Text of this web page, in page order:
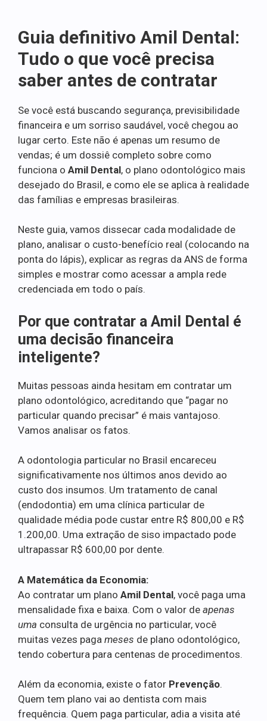
Guia definitivo Amil Dental:
Tudo o que você precisa
saber antes de contratar
Se você está buscando segurança, previsibilidade
financeira e um sorriso saudável, você chegou ao
lugar certo. Este não é apenas um resumo de
vendas; é um dossiê completo sobre como
funciona o Amil Dental, o plano odontológico mais
desejado do Brasil, e como ele se aplica à realidade
das famílias e empresas brasileiras.
Neste guia, vamos dissecar cada modalidade de
plano, analisar o custo-benefício real (colocando na
ponta do lápis), explicar as regras da ANS de forma
simples e mostrar como acessar a ampla rede
credenciada em todo o país.
Por que contratar a Amil Dental é
uma decisão financeira
inteligente?
Muitas pessoas ainda hesitam em contratar um
plano odontológico, acreditando que “pagar no
particular quando precisar” é mais vantajoso.
Vamos analisar os fatos.
A odontologia particular no Brasil encareceu
significativamente nos últimos anos devido ao
custo dos insumos. Um tratamento de canal
(endodontia) em uma clínica particular de
qualidade média pode custar entre R$ 800,00 e R$
1.200,00. Uma extração de siso impactado pode
ultrapassar R$ 600,00 por dente.
A Matemática da Economia:
Ao contratar um plano Amil Dental, você paga uma
mensalidade fixa e baixa. Com o valor de apenas
uma consulta de urgência no particular, você
muitas vezes paga meses de plano odontológico,
tendo cobertura para centenas de procedimentos.
Além da economia, existe o fator Prevenção.
Quem tem plano vai ao dentista com mais
frequência. Quem paga particular, adia a visita até